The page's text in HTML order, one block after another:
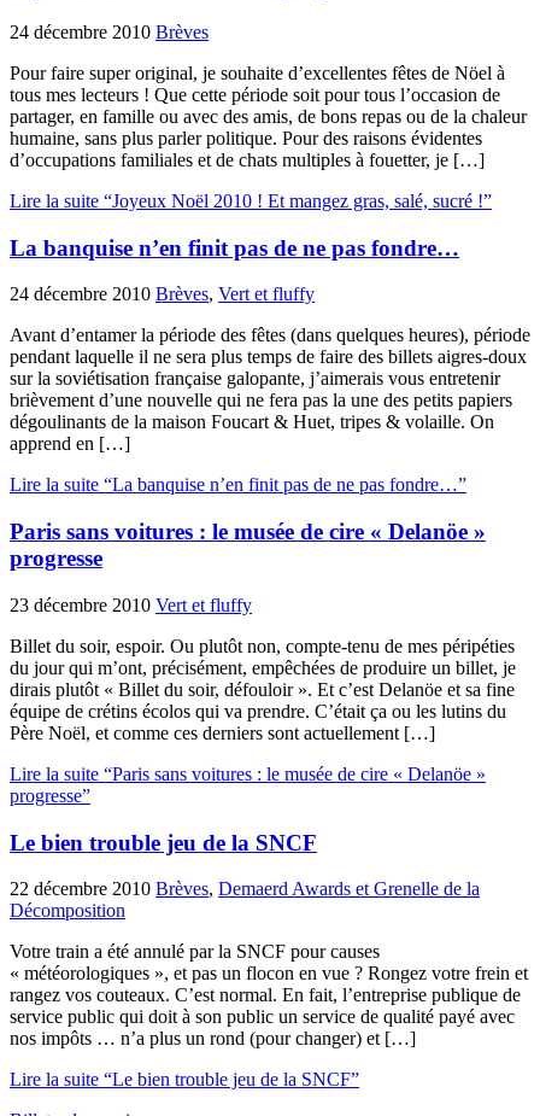
24 décembre 2010 Brèves
Pour faire super original, je souhaite d’excellentes fêtes de Nöel à
tous mes lecteurs ! Que cette période soit pour tous l’occasion de
partager, en famille ou avec des amis, de bons repas ou de la chaleur
humaine, sans plus parler politique. Pour des raisons évidentes
d’occupations familiales et de chats multiples à fouetter, je […]
Lire la suite “Joyeux Noël 2010 ! Et mangez gras, salé, sucré !”
La banquise n’en finit pas de ne pas fondre…
24 décembre 2010 Brèves, Vert et fluffy
Avant d’entamer la période des fêtes (dans quelques heures), période
pendant laquelle il ne sera plus temps de faire des billets aigres-doux
sur la soviétisation française galopante, j’aimerais vous entretenir
brièvement d’une nouvelle qui ne fera pas la une des petits papiers
dégoulinants de la maison Foucart & Huet, tripes & volaille. On
apprend en […]
Lire la suite “La banquise n’en finit pas de ne pas fondre…”
Paris sans voitures : le musée de cire « Delanöe »
progresse
23 décembre 2010 Vert et fluffy
Billet du soir, espoir. Ou plutôt non, compte-tenu de mes péripéties
du jour qui m’ont, précisément, empêchées de produire un billet, je
dirais plutôt « Billet du soir, défouloir ». Et c’est Delanöe et sa fine
équipe de crétins écolos qui va prendre. C’était ça ou les lutins du
Père Noël, et comme ces derniers sont actuellement […]
Lire la suite “Paris sans voitures : le musée de cire « Delanöe »
progresse”
Le bien trouble jeu de la SNCF
22 décembre 2010 Brèves, Demaerd Awards et Grenelle de la
Décomposition
Votre train a été annulé par la SNCF pour causes
« météorologiques », et pas un flocon en vue ? Rongez votre frein et
rangez vos couteaux. C’est normal. En fait, l’entreprise publique de
service public qui doit à son public un service de qualité payé avec
nos impôts … n’a plus un rond (pour changer) et […]
Lire la suite “Le bien trouble jeu de la SNCF”